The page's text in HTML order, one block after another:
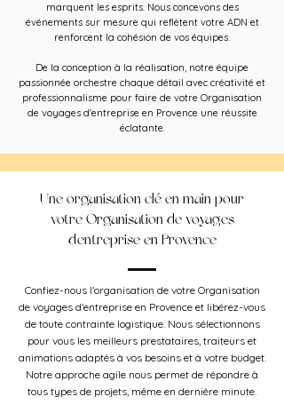
marquent les esprits. Nous concevons des
événements sur mesure qui reflètent votre ADN et
renforcent la cohésion de vos équipes.
De la conception à la réalisation, notre équipe
passionnée orchestre chaque détail avec créativité et
professionnalisme pour faire de votre Organisation
de voyages d'entreprise en Provence une réussite
éclatante.
Une organisation clé en main pour
votre Organisation de voyages
d'entreprise en Provence
Confiez-nous l'organisation de votre Organisation
de voyages d'entreprise en Provence et libérez-vous
de toute contrainte logistique. Nous sélectionnons
pour vous les meilleurs prestataires, traiteurs et
animations adaptés à vos besoins et à votre budget.
Notre approche agile nous permet de répondre à
tous types de projets, même en dernière minute.